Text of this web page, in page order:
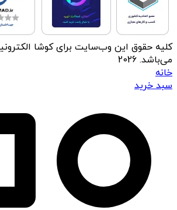
کلیه حقوق این وب‌سایت برای کوشا
می‌باشد. 2026
خانه
سبد خرید